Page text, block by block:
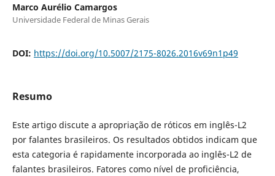
Marco Aurélio Camargos
Universidade Federal de Minas Gerais
DOI: https://doi.org/10.5007/2175-8026.2016v69n1p49
Resumo
Este artigo discute a apropriação de róticos em inglês-L2
por falantes brasileiros. Os resultados obtidos indicam que
esta categoria é rapidamente incorporada ao inglês-L2 de
falantes brasileiros. Fatores como nível de proficiência,